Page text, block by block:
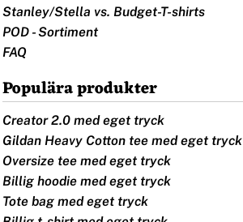
Stanley/Stella vs. Budget-T-shirts
POD - Sortiment
FAQ
Populära produkter
Creator 2.0 med eget tryck
Gildan Heavy Cotton tee med eget tryck
Oversize tee med eget tryck
Billig hoodie med eget tryck
Tote bag med eget tryck